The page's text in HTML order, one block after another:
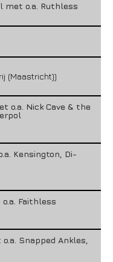
met o.a. Ruthless
(Maastricht))
o.a. Nick Cave & the
Kensington, Di-
Faithless
Snapped Ankles,